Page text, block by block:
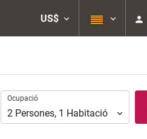
US$
Ocupació
Ocupació
2 Persones, 1 Habitació